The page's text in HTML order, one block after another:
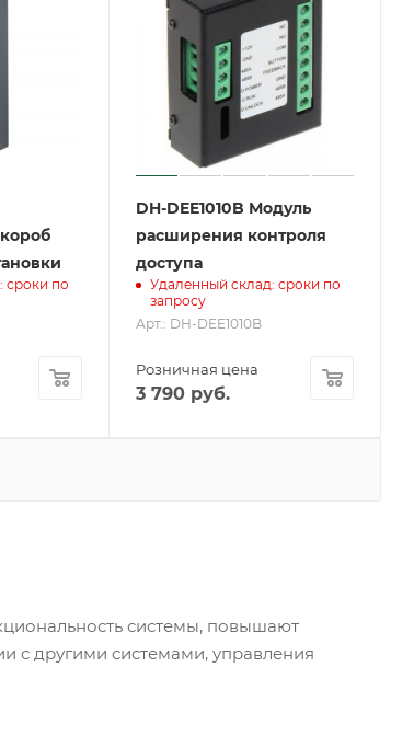
сроки по
DH-DEE1010B Модуль
расширения контроля
доступа
Удаленный склад: сроки по
запросу
Арт.: DH-DEE1010B
Розничная цена
3 790руб.
системы, повышают
с другими системами, управления